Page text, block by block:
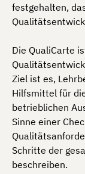
festgehalten,
Die QualiCarte
Ziel ist es,
Hilfsmittel für
betrieblichen
Sinne einer
Schritte der
beschreiben.